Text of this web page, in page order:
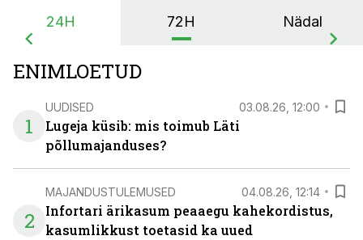
24H 72H Nädal
ENIMLOETUD
1
UUDISED 03.08.26, 12:00
Lugeja küsib: mis toimub Läti
põllumajanduses?
2
MAJANDUSTULEMUSED 04.08.26, 12:14
Infortari ärikasum peaaegu kahekordistus,
kasumlikkust toetasid ka uued